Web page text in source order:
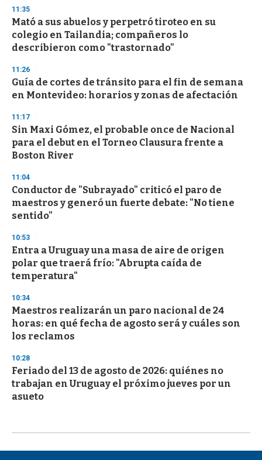
s
e
c
o
n
11:35
Mató a sus abuelos y perpetró tiroteo en su
colegio en Tailandia; compañeros lo
describieron como "trastornado"
11:26
Guía de cortes de tránsito para el fin de semana
en Montevideo: horarios y zonas de afectación
11:17
Sin Maxi Gómez, el probable once de Nacional
para el debut en el Torneo Clausura frente a
Boston River
11:04
Conductor de "Subrayado" criticó el paro de
maestros y generó un fuerte debate: "No tiene
sentido"
10:53
Entra a Uruguay una masa de aire de origen
polar que traerá frío: "Abrupta caída de
temperatura"
10:34
Maestros realizarán un paro nacional de 24
horas: en qué fecha de agosto será y cuáles son
los reclamos
10:28
Feriado del 13 de agosto de 2026: quiénes no
trabajan en Uruguay el próximo jueves por un
asueto